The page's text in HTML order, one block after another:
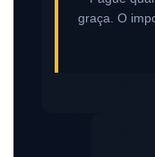
graça. O